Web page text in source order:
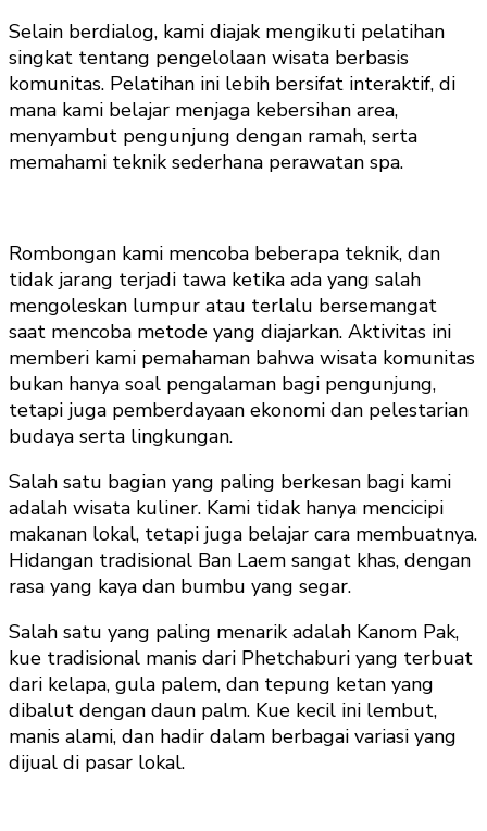
Selain berdialog, kami diajak mengikuti pelatihan
singkat tentang pengelolaan wisata berbasis
komunitas. Pelatihan ini lebih bersifat interaktif, di
mana kami belajar menjaga kebersihan area,
menyambut pengunjung dengan ramah, serta
memahami teknik sederhana perawatan spa.
Rombongan kami mencoba beberapa teknik, dan
tidak jarang terjadi tawa ketika ada yang salah
mengoleskan lumpur atau terlalu bersemangat
saat mencoba metode yang diajarkan. Aktivitas ini
memberi kami pemahaman bahwa wisata komunitas
bukan hanya soal pengalaman bagi pengunjung,
tetapi juga pemberdayaan ekonomi dan pelestarian
budaya serta lingkungan.
Salah satu bagian yang paling berkesan bagi kami
adalah wisata kuliner. Kami tidak hanya mencicipi
makanan lokal, tetapi juga belajar cara membuatnya.
Hidangan tradisional Ban Laem sangat khas, dengan
rasa yang kaya dan bumbu yang segar.
Salah satu yang paling menarik adalah Kanom Pak,
kue tradisional manis dari Phetchaburi yang terbuat
dari kelapa, gula palem, dan tepung ketan yang
dibalut dengan daun palm. Kue kecil ini lembut,
manis alami, dan hadir dalam berbagai variasi yang
dijual di pasar lokal.